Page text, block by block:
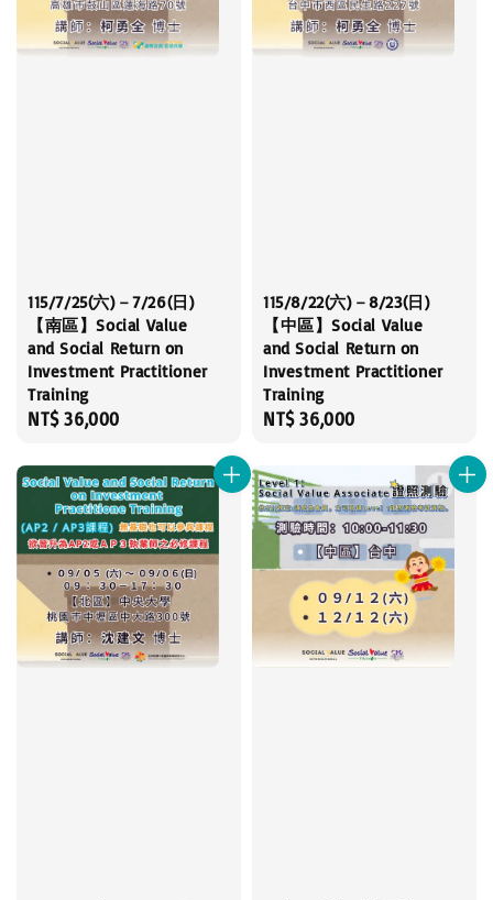
115/7/25(六)－7/26(日)
【南區】Social Value
and Social Return on
Investment Practitioner
Training
Regular
NT$ 36,000
115/8/22(六)－8/23(日)
【中區】Social Value
and Social Return on
Investment Practitioner
Training
Regular
NT$ 36,000